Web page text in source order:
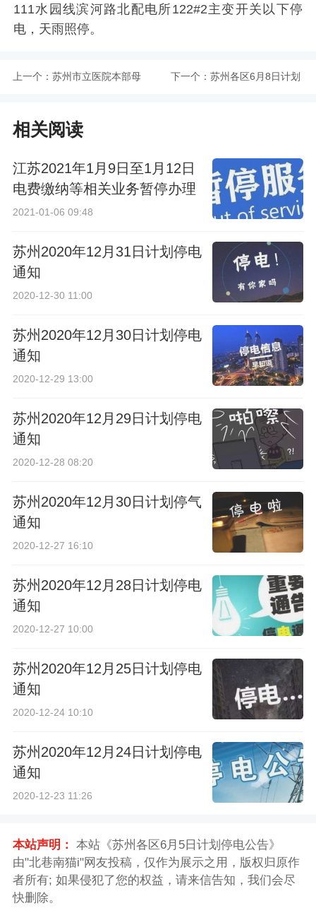
111水园线滨河路北配电所122#2主变开关以下停
电，天雨照停。
上一个： 苏州市立医院本部母 下一个： 苏州各区6月8日计划
相关阅读
江苏2021年1月9日至1月12日
电费缴纳等相关业务暂停办理
2021-01-06 09:48
苏州2020年12月31日计划停电
通知
2020-12-30 11:00
苏州2020年12月30日计划停电
通知
2020-12-29 13:00
苏州2020年12月29日计划停电
通知
2020-12-28 08:20
苏州2020年12月30日计划停气
通知
2020-12-27 16:10
苏州2020年12月28日计划停电
通知
2020-12-27 10:00
苏州2020年12月25日计划停电
通知
2020-12-24 10:10
苏州2020年12月24日计划停电
通知
2020-12-23 11:26
本站声明： 本站《苏州各区6月5日计划停电公告》
由"北巷南猫i"网友投稿，仅作为展示之用，版权归原作
者所有; 如果侵犯了您的权益，请来信告知，我们会尽
快删除。